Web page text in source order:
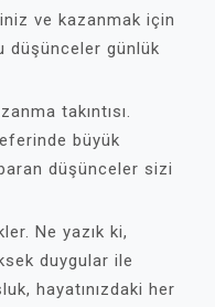
ve kazanmak için
düşünceler günlük
takıntısı.
büyük
düşünceler sizi
Ne yazık ki,
duygular ile
hayatınızdaki her